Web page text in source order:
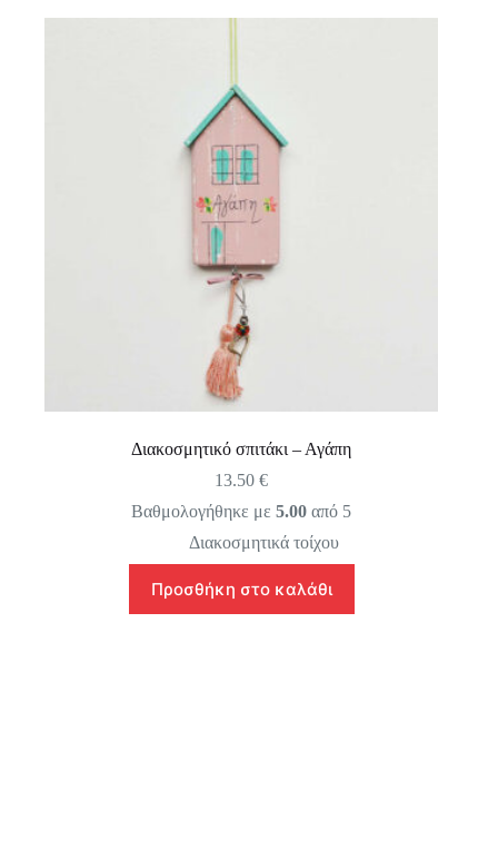
Διακοσμητικό σπιτάκι – Αγάπη
13.50€
Βαθμολογήθηκε με5.00 από 5
Διακοσμητικά τοίχου
Προσθήκη στο καλάθι